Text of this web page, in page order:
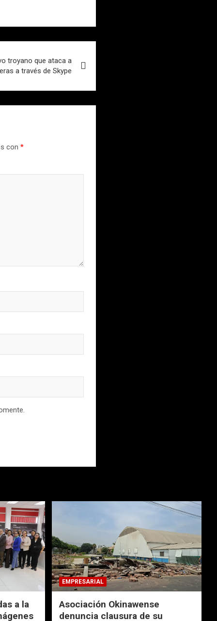
troyano que ataca a
a través de Skype
con*
a la
EMPRESARIAL
Asociación Okinawense
denuncia clausura de su